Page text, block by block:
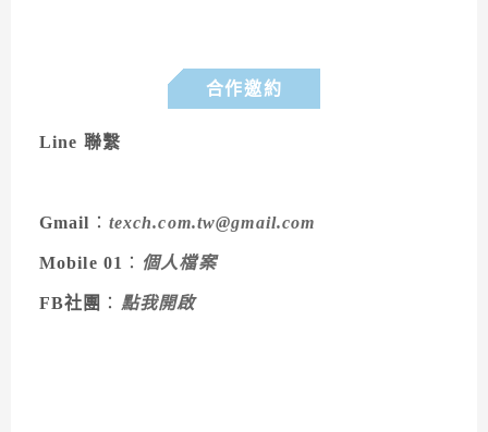
合作邀約
Line 聯繫
Gmail ： texch.com.tw@gmail.com
Mobile 01 ： 個人檔案
FB社團 ： 點我開啟